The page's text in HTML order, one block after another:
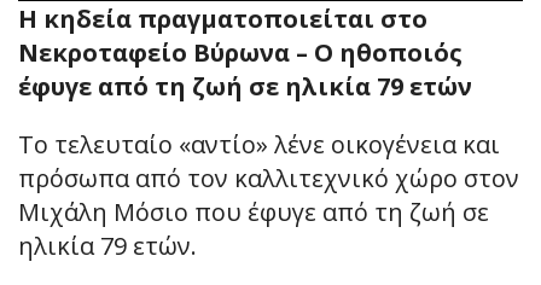
Η κηδεία πραγματοποιείται στο
Νεκροταφείο Βύρωνα – Ο ηθοποιός
έφυγε από τη ζωή σε ηλικία 79 ετών
Το τελευταίο «αντίο» λένε οικογένεια και
πρόσωπα από τον καλλιτεχνικό χώρο στον
Μιχάλη Μόσιο που έφυγε από τη ζωή σε
ηλικία 79 ετών.